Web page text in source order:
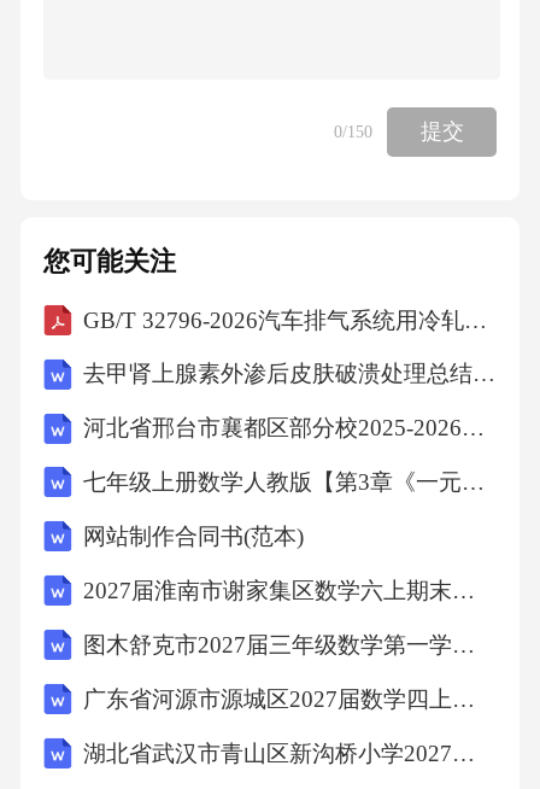
0/150 提交
您可能关注
GB/T 32796-2026汽车排气系统用冷轧铁素体不锈钢钢板及钢带
去甲肾上腺素外渗后皮肤破溃处理总结2026
河北省邢台市襄都区部分校2025-2026学年六年级下学期学程检校道德与法治试题（文字版含答案）
七年级上册数学人教版【第3章《一元一次方程》章节达标检测】（原卷版）
网站制作合同书(范本)
2027届淮南市谢家集区数学六上期末检测试题含解析
图木舒克市2027届三年级数学第一学期期末质量检测模拟试题含解析
广东省河源市源城区2027届数学四上期末达标检测试题含解析
湖北省武汉市青山区新沟桥小学2027届六年级数学第一学期期末复习检测模拟试题含解析